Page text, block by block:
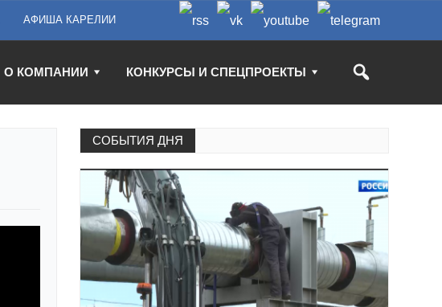
АФИША КАРЕЛИИ
О КОМПАНИИ КОНКУРСЫ И СПЕЦПРОЕКТЫ
СОБЫТИЯ ДНЯ